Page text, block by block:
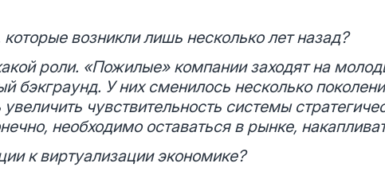
возникли лишь несколько лет назад?
роли. «Пожилые» компании заходят на
бэкграунд. У них сменилось несколько
чувствительность системы
необходимо оставаться в рынке,
к виртуализации экономике?